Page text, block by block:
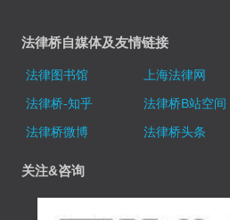
法律桥自媒体及友情链接
法律图书馆 上海法律网
法律桥-知乎
法律桥B站空间
法律桥微博
法律桥头条
关注&咨询